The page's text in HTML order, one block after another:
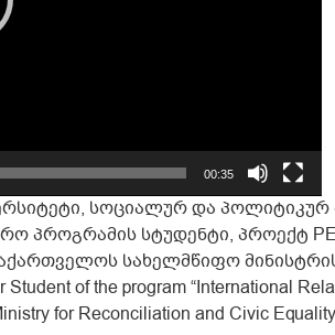
00:35
სოციალურ და
პროგრამის სტუდენტი, პროექტ
სახელმწიფო
of the program “International
for Reconciliation and Civic